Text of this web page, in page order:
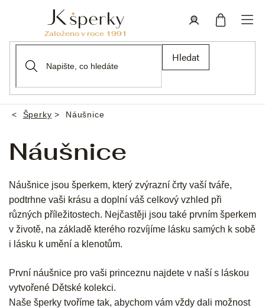
Hledat
Domů
Šperky Náušnice
Náušnice
Náušnice jsou šperkem, který zvýrazní črty vaší tváře,
podtrhne vaši krásu a doplní váš celkový vzhled při
různých příležitostech. Nejčastěji jsou také prvním šperkem
v životě, na základě kterého rozvíjíme lásku samých k sobě
i lásku k umění a klenotům.
První náušnice pro vaši princeznu najdete v naší s láskou
vytvořené Dětské kolekci.
Naše šperky tvoříme tak, abychom vám vždy dali možnost